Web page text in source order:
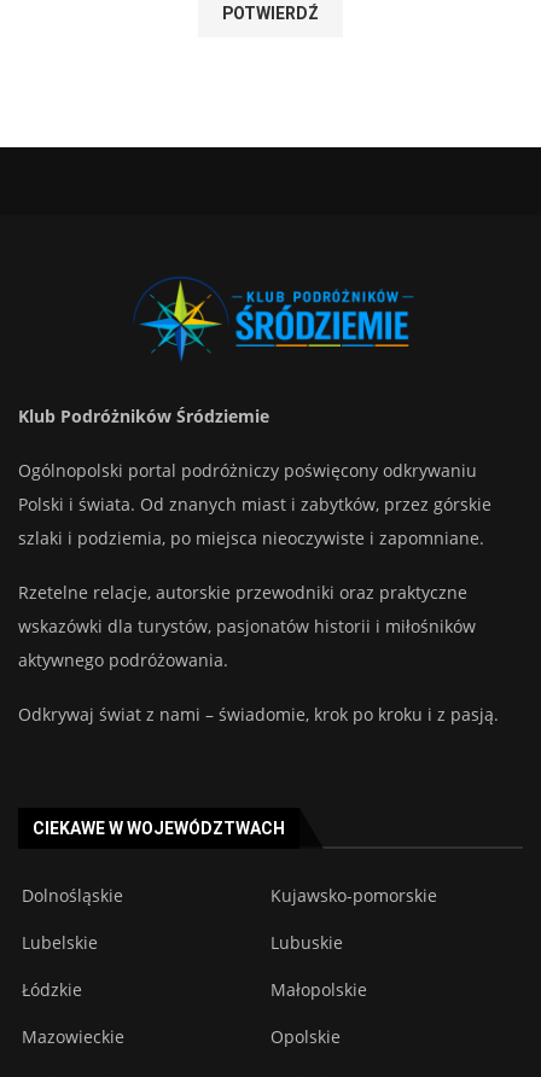
Klub Podróżników Śródziemie
Ogólnopolski portal podróżniczy poświęcony odkrywaniu
Polski i świata. Od znanych miast i zabytków, przez górskie
szlaki i podziemia, po miejsca nieoczywiste i zapomniane.
Rzetelne relacje, autorskie przewodniki oraz praktyczne
wskazówki dla turystów, pasjonatów historii i miłośników
aktywnego podróżowania.
Odkrywaj świat z nami – świadomie, krok po kroku i z pasją.
CIEKAWE W WOJEWÓDZTWACH
Dolnośląskie Kujawsko-pomorskie
Lubelskie Lubuskie
Łódzkie Małopolskie
Mazowieckie Opolskie